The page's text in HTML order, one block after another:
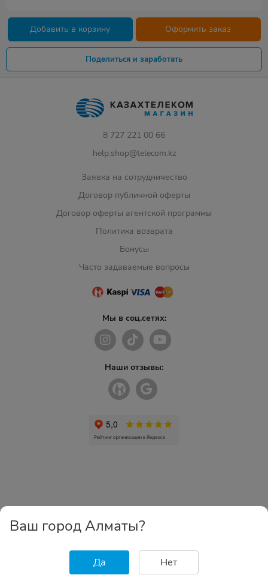
Добавить в корзину Оформить заказ
Поделиться и заработать
8 727 221 00 66
help.shop@telecom.kz
Заявка на сотрудничество
Договор публичной оферты
Договор оферты агентской программы
Политика возврата
Бонусы
Часто задаваемые вопросы
Мы в соц.сетях:
Наши отзывы:
Ваш город Алматы?
Да Нет